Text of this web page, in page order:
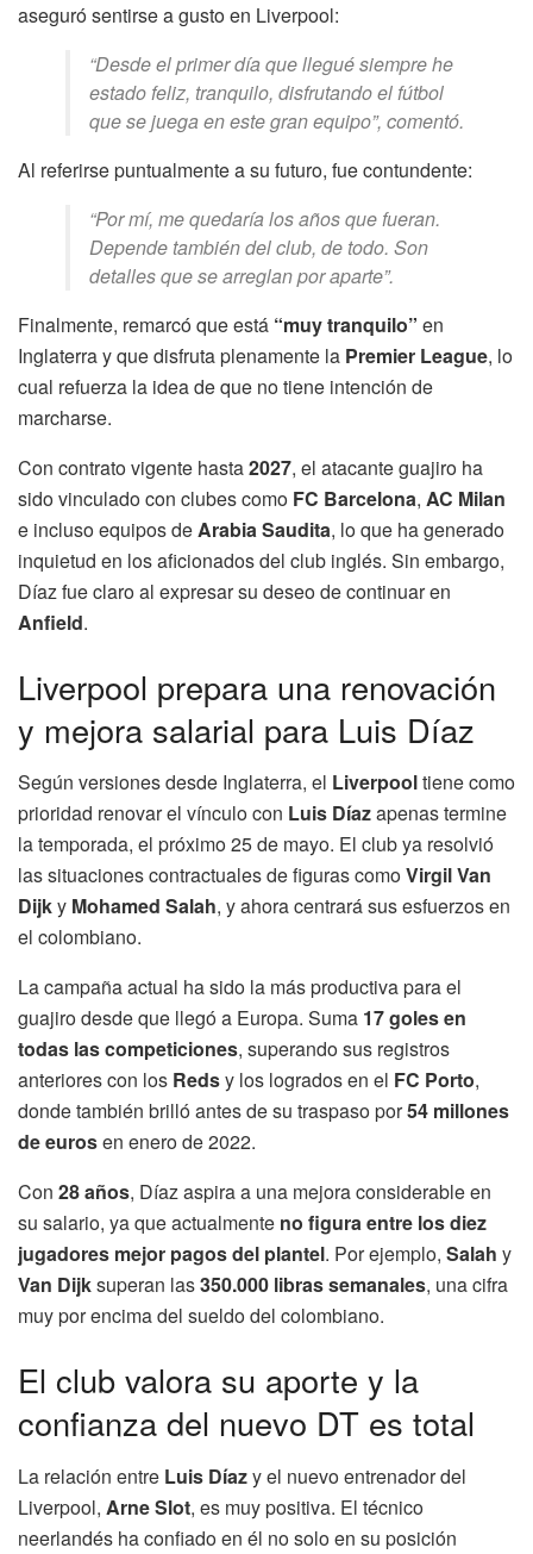
aseguró sentirse a gusto en Liverpool:
“Desde el primer día que llegué siempre he
estado feliz, tranquilo, disfrutando el fútbol
que se juega en este gran equipo”, comentó.
Al referirse puntualmente a su futuro, fue contundente:
“Por mí, me quedaría los años que fueran.
Depende también del club, de todo. Son
detalles que se arreglan por aparte”.
Finalmente, remarcó que está “muy tranquilo” en
Inglaterra y que disfruta plenamente la Premier League, lo
cual refuerza la idea de que no tiene intención de
marcharse.
Con contrato vigente hasta2027, el atacante guajiro ha
sido vinculado con clubes como FC Barcelona, AC Milan
e incluso equipos deArabia Saudita, lo que ha generado
inquietud en los aficionados del club inglés. Sin embargo,
Díaz fue claro al expresar su deseo de continuar en
Anfield.
Liverpool prepara una renovación
y mejora salarial para Luis Díaz
Según versiones desde Inglaterra, el Liverpooltiene como
prioridad renovar el vínculo con Luis Díazapenas termine
la temporada, el próximo 25 de mayo. El club ya resolvió
las situaciones contractuales de figuras comoVirgil Van
Dijky Mohamed Salah, y ahora centrará sus esfuerzos en
el colombiano.
La campaña actual ha sido la más productiva para el
guajiro desde que llegó a Europa. Suma 17 goles en
todas las competiciones, superando sus registros
anteriores con los Redsy los logrados en el FC Porto,
donde también brilló antes de su traspaso por54 millones
de eurosen enero de 2022.
Con 28 años, Díaz aspira a una mejora considerable en
su salario, ya que actualmente no figura entre los diez
jugadores mejor pagos del plantel. Por ejemplo, Salah y
Van Dijksuperan las350.000 libras semanales, una cifra
muy por encima del sueldo del colombiano.
El club valora su aporte y la
confianza del nuevo DT es total
La relación entre Luis Díazy el nuevo entrenador del
Liverpool, Arne Slot, es muy positiva. El técnico
neerlandés ha confiado en él no solo en su posición